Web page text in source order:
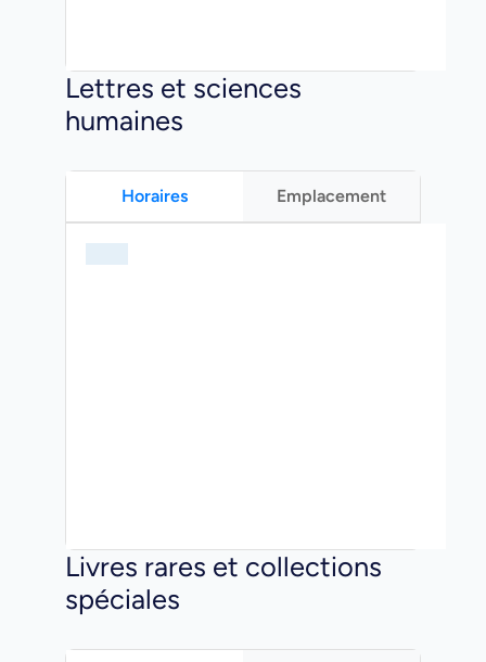
Lettres et sciences
humaines
Horaires Emplacement
Livres rares et collections
spéciales